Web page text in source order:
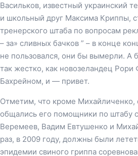
Васильков, известный украинский
и школьный друг Максима Криппы,
тренерского штаба по вопросам
– за» сливных бачков ” – в конце
не пользовался, они бы вымерли. А
так жестко, как новозеландец Рори
Бахрейном, и — привет.
Отметим, что кроме Михайличенко,
общались его помощники по штабу
Веремеев, Вадим Евтушенко и
раз, в 2009 году, должны были
эпидемии свиного гриппа